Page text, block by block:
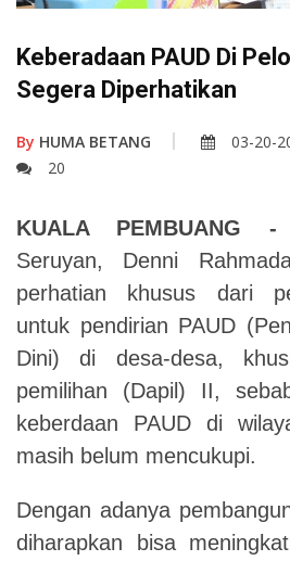
Keberadaan PAUD Di
Segera Diperhatikan
By HUMA BETANG 03-20-
20
KUALA PEMBUANG -
Seruyan, Denni
perhatian khusus dari
untuk pendirian PAUD
Dini) di desa-desa,
pemilihan (Dapil) II,
keberdaan PAUD di
masih belum mencukupi.
Dengan adanya
diharapkan bisa